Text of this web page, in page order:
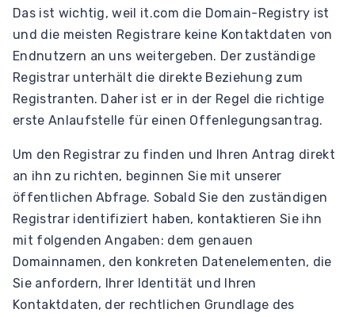
Das ist wichtig, weil it.com die Domain-Registry ist
und die meisten Registrare keine Kontaktdaten von
Endnutzern an uns weitergeben. Der zuständige
Registrar unterhält die direkte Beziehung zum
Registranten. Daher ist er in der Regel die richtige
erste Anlaufstelle für einen Offenlegungsantrag.
Um den Registrar zu finden und Ihren Antrag direkt
an ihn zu richten, beginnen Sie mit unserer
öffentlichen Abfrage. Sobald Sie den zuständigen
Registrar identifiziert haben, kontaktieren Sie ihn
mit folgenden Angaben: dem genauen
Domainnamen, den konkreten Datenelementen, die
Sie anfordern, Ihrer Identität und Ihren
Kontaktdaten, der rechtlichen Grundlage des